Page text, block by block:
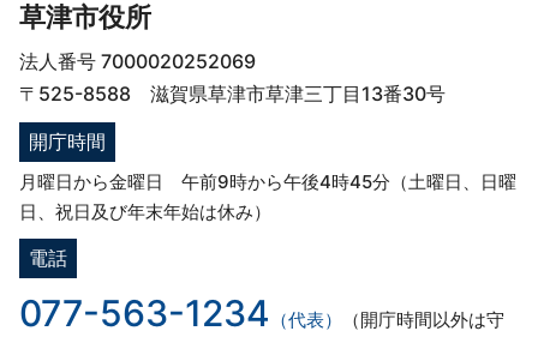
草津市役所
法人番号 7000020252069
〒525-8588 滋賀県草津市草津三丁目13番30号
開庁時間
月曜日から金曜日 午前9時から午後4時45分（土曜日、日曜
日、祝日及び年末年始は休み）
電話
077-563-1234 （代表）
（開庁時間以外は守